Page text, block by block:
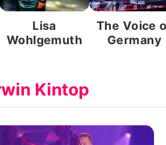
Lisa
Wohlgemuth
The Voice
Germany
Kintop